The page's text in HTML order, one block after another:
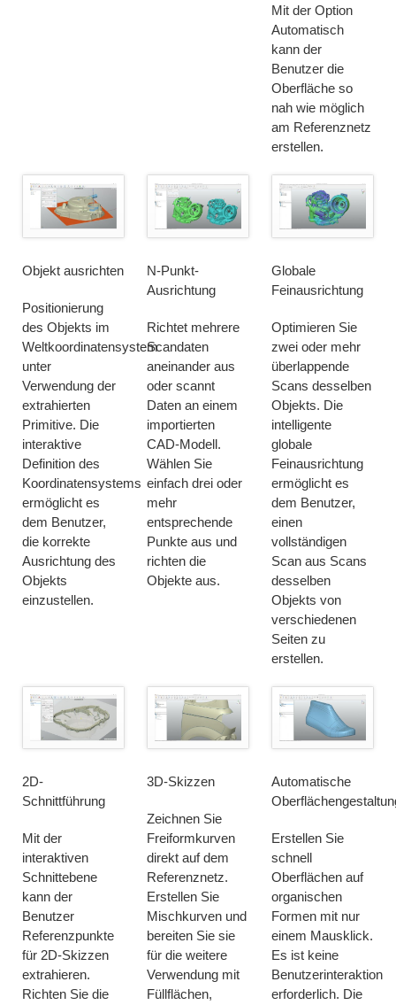
Mit der Option
Automatisch
kann der
Benutzer die
Oberfläche so
nah wie möglich
am Referenznetz
erstellen.
Objekt ausrichten
Positionierung
des Objekts im
Weltkoordinatensystem
unter
Verwendung der
extrahierten
Primitive. Die
interaktive
Definition des
Koordinatensystems
ermöglicht es
dem Benutzer,
die korrekte
Ausrichtung des
Objekts
einzustellen.
N-Punkt-
Ausrichtung
Richtet mehrere
Scandaten
aneinander aus
oder scannt
Daten an einem
importierten
CAD-Modell.
Wählen Sie
einfach drei oder
mehr
entsprechende
Punkte aus und
richten die
Objekte aus.
Globale
Feinausrichtung
Optimieren Sie
zwei oder mehr
überlappende
Scans desselben
Objekts. Die
intelligente
globale
Feinausrichtung
ermöglicht es
dem Benutzer,
einen
vollständigen
Scan aus Scans
desselben
Objekts von
verschiedenen
Seiten zu
erstellen.
2D-
Schnittführung
Mit der
interaktiven
Schnittebene
kann der
Benutzer
Referenzpunkte
für 2D-Skizzen
extrahieren.
Richten Sie die
3D-Skizzen
Zeichnen Sie
Freiformkurven
direkt auf dem
Referenznetz.
Erstellen Sie
Mischkurven und
bereiten Sie sie
für die weitere
Verwendung mit
Füllflächen,
Automatische
Erstellen Sie
schnell
Oberflächen auf
organischen
Formen mit nur
einem Mausklick.
Es ist keine
Benutzerinteraktion
erforderlich. Die